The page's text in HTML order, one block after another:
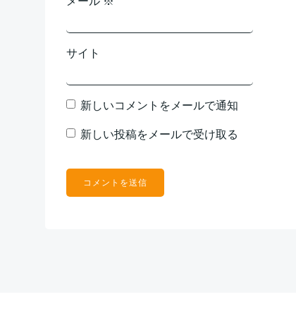
サイト
新しいコメントをメールで通知
新しい投稿をメールで受け取る